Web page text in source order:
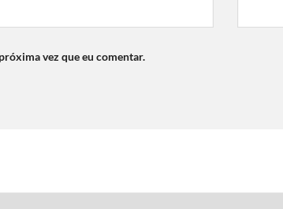
vez que eu comentar.